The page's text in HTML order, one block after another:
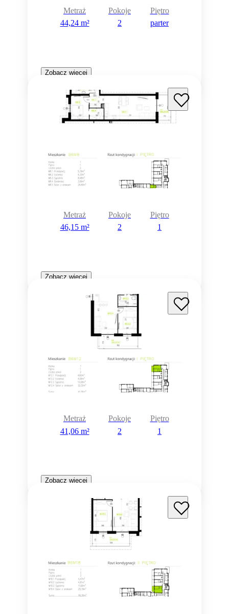
Metraż
44,24 m²
Pokoje
2
Piętro
parter
Zobacz więcej
Metraż
46,15 m²
Pokoje
2
Piętro
1
Zobacz więcej
Metraż
41,06 m²
Pokoje
2
Piętro
1
Zobacz więcej